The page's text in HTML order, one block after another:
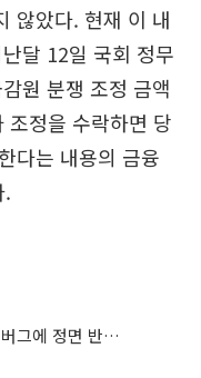
않았다. 현재 이 내
달 12일 국회 정무
원 분쟁 조정 금액
정을 수락하면 당
다는 내용의 금융
.
금융위, ‘한국 증시 투자 부적격’ 블룸버그에 정면 반박…“근거 불분명”